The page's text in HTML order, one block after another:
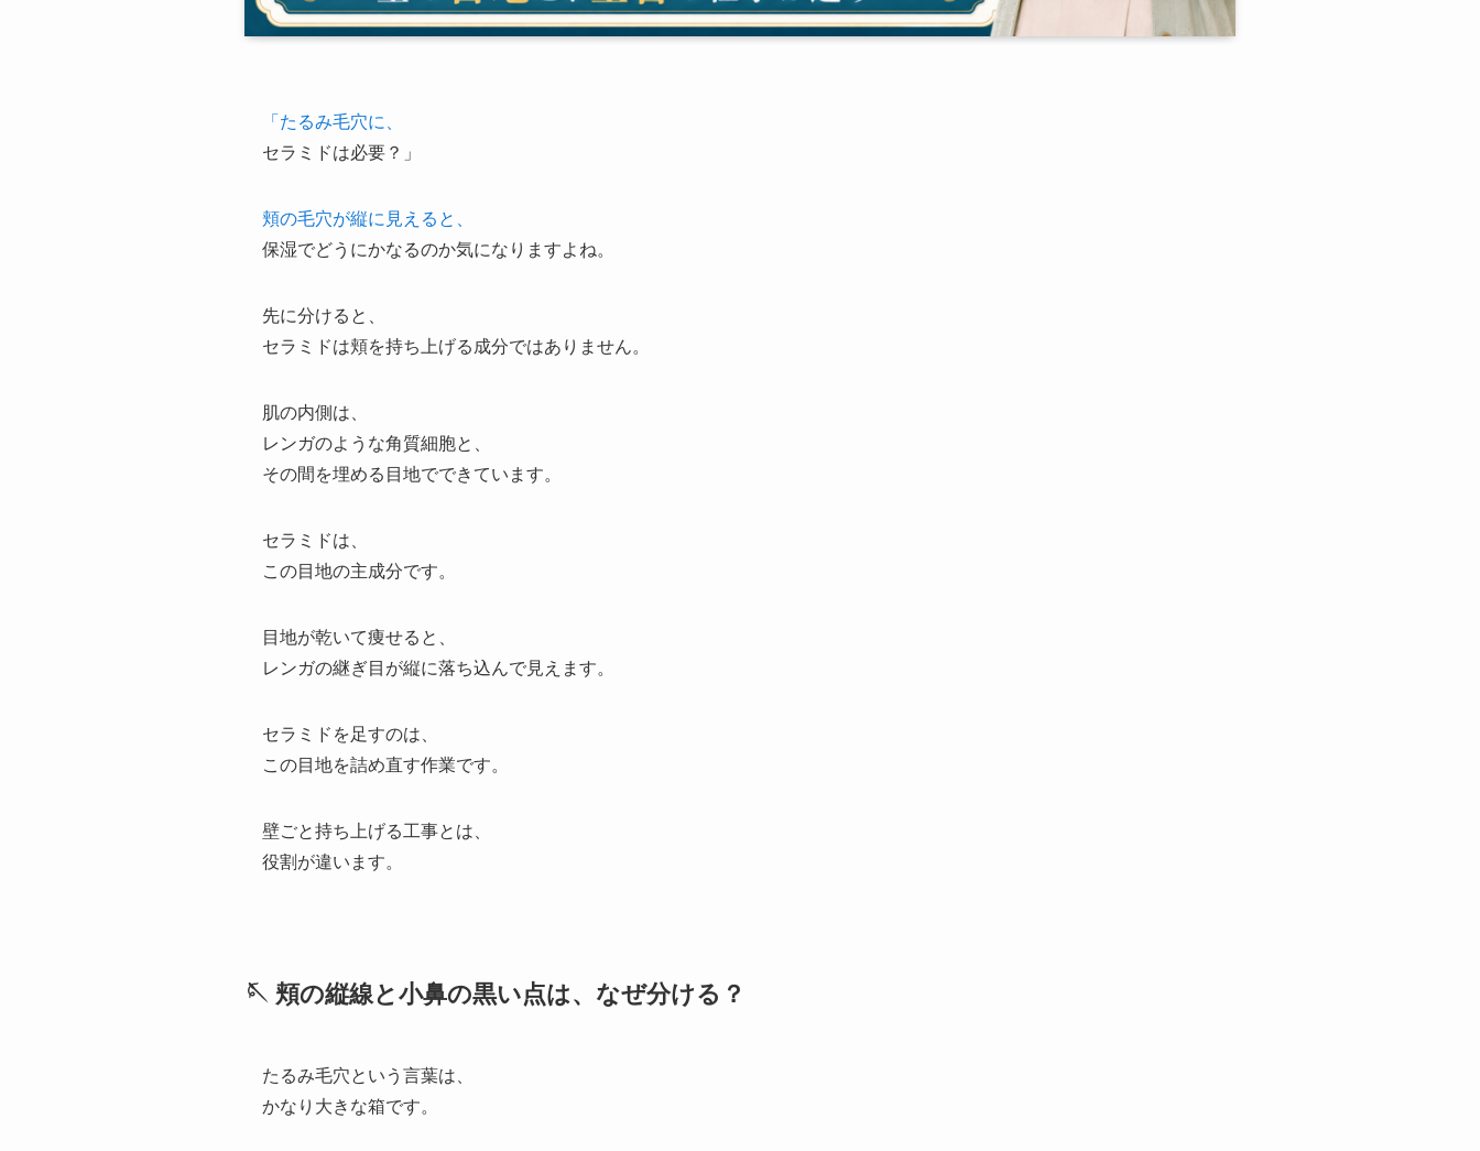
「たるみ毛穴に、
セラミドは必要？」
頬の毛穴が縦に見えると、
保湿でどうにかなるのか気になりますよね。
先に分けると、
セラミドは頬を持ち上げる成分ではありません。
肌の内側は、
レンガのような角質細胞と、
その間を埋める目地でできています。
セラミドは、
この目地の主成分です。
目地が乾いて痩せると、
レンガの継ぎ目が縦に落ち込んで見えます。
セラミドを足すのは、
この目地を詰め直す作業です。
壁ごと持ち上げる工事とは、
役割が違います。
🪡 頬の縦線と小鼻の黒い点は、なぜ分ける？
たるみ毛穴という言葉は、
かなり大きな箱です。